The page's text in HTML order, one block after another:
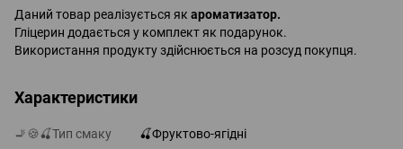
Даний товар реалізується як ароматизатор.
Гліцерин додається у комплект як подарунок.
Використання продукту здійснюється на розсуд покупця.
Характеристики
🚬🍪🍒Тип смаку
🍒Фруктово-ягідні